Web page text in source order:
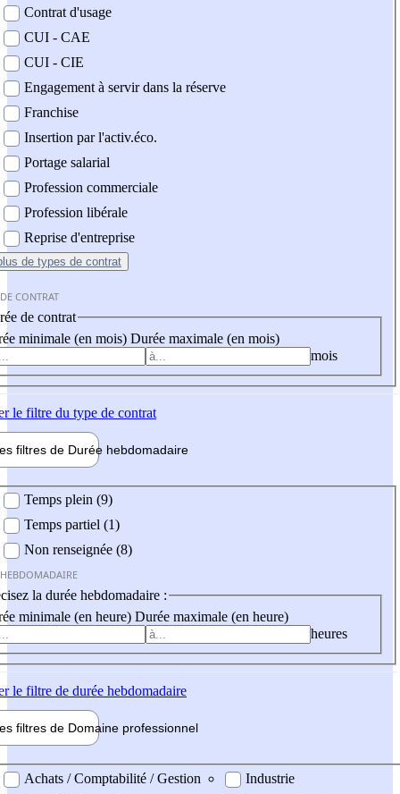
Contrat d'usage
CUI - CAE
CUI - CIE
Engagement à servir dans la réserve
Franchise
Insertion par l'activ.éco.
Portage salarial
Profession commerciale
Profession libérale
Reprise d'entreprise
de types de contrat
CONTRAT
de contrat
minimale (en mois) Durée maximale (en mois)
mois
le filtre du type de contrat
filtres de Durée hebdomadaire
Temps plein (9)
Temps partiel (1)
Non renseignée (8)
la durée hebdomadaire :
minimale (en heure) Durée maximale (en heure)
heures
le filtre de durée hebdomadaire
filtres de Domaine professionnel
professionel
Achats / Comptabilité / Gestion
Industrie